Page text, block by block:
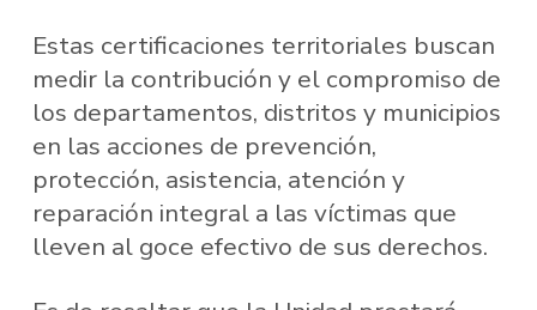
Estas certificaciones territoriales buscan
medir la contribución y el compromiso de
los departamentos, distritos y municipios
en las acciones de prevención,
protección, asistencia, atención y
reparación integral a las víctimas que
lleven al goce efectivo de sus derechos.